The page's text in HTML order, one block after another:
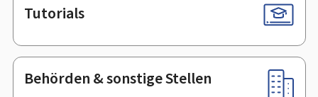
Tutorials
Behörden & sonstige Stellen